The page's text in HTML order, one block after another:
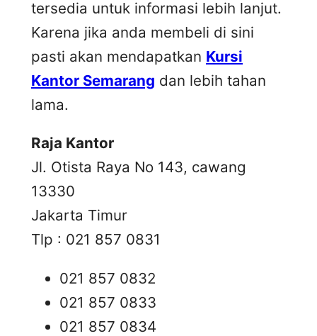
tersedia untuk informasi lebih lanjut.
Karena jika anda membeli di sini
pasti akan mendapatkan Kursi
Kantor Semarang dan lebih tahan
lama.
Raja Kantor
Jl. Otista Raya No 143, cawang
13330
Jakarta Timur
Tlp : 021 857 0831
021 857 0832
021 857 0833
021 857 0834